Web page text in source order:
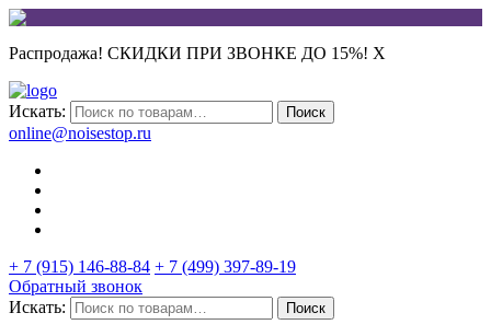
Распродажа! СКИДКИ ПРИ ЗВОНКЕ ДО 15%! X
Искать: Поиск
online@noisestop.ru
+ 7 (915) 146-88-84 + 7 (499) 397-89-19
Обратный звонок
Искать:
Поиск